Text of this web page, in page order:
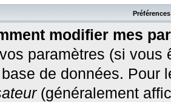
modifier mes
paramètres (si
de données. Pour
(généralement